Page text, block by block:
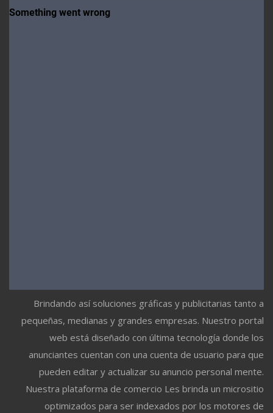
Brindando así soluciones gráficas y publicitarias tanto a
pequeñas, medianas y grandes empresas. Nuestro portal
web está diseñado con última tecnología donde los
anunciantes cuentan con una cuenta de usuario para que
pueden editar y actualizar su anuncio personal mente.
Nuestra plataforma de comercio Les brinda un micrositio
optimizados para ser indexados por los motores de